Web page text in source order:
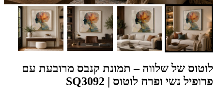
לוטוס של שלווה – תמונת קנבס מרובעת עם
פרופיל נשי ופרח לוטוס | SQ3092